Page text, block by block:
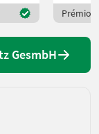
GesmbH